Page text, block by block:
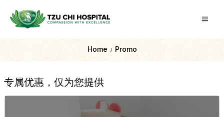
Home / Promo
专属优惠，仅为您提供